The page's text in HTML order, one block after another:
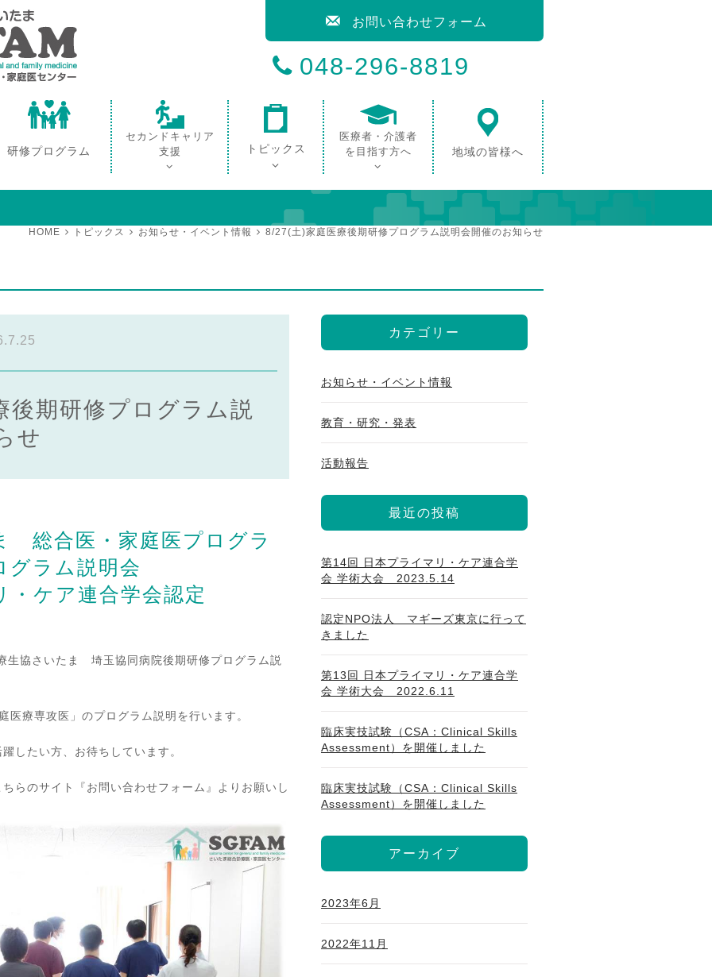
お問い合わせフォーム
048-296-8819
研修プログラム
セカンドキャリア
支援
トピックス
医療者・介護者
を目指す方へ
地域の皆様へ
HOME トピックス お知らせ・イベント情報 8/27(土)家庭医療後期研修プログラム説明会開催のお知らせ
後期研修プログラム説
せ
総合医・家庭医プログラ
ラム説明会
・ケア連合学会認定
協さいたま 埼玉協同病院後期研修プログラム説
医療専攻医」のプログラム説明を行います。
したい方、お待ちしています。
らのサイト『お問い合わせフォーム』よりお願いし
カテゴリー
お知らせ・イベント情報
教育・研究・発表
活動報告
最近の投稿
第14回 日本プライマリ・ケア連合学
会 学術大会 2023.5.14
認定NPO法人 マギーズ東京に行って
きました
第13回 日本プライマリ・ケア連合学
会 学術大会 2022.6.11
臨床実技試験（CSA：Clinical Skills
Assessment）を開催しました
臨床実技試験（CSA：Clinical Skills
Assessment）を開催しました
アーカイブ
2023年6月
2022年11月